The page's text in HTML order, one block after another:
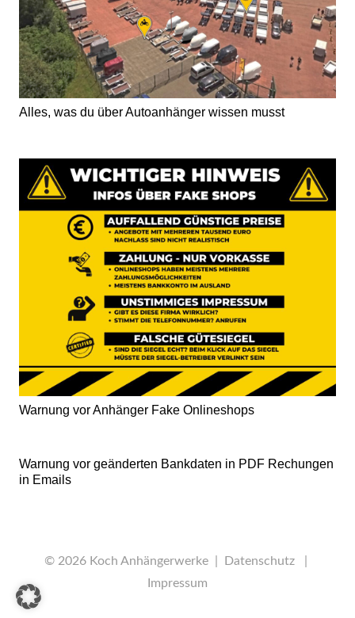
Alles, was du über Autoanhänger wissen musst
Warnung vor Anhänger Fake Onlineshops
Warnung vor geänderten Bankdaten in PDF Rechungen
in Emails
© 2026 Koch Anhängerwerke | Datenschutz
Impressum